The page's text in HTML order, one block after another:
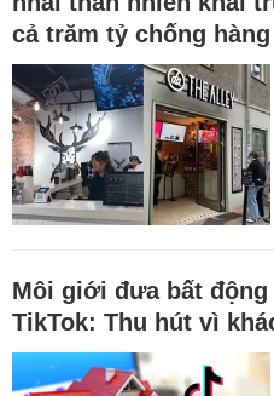
cả trăm tỷ chống
Môi giới đưa bất
TikTok: Thu hút vì